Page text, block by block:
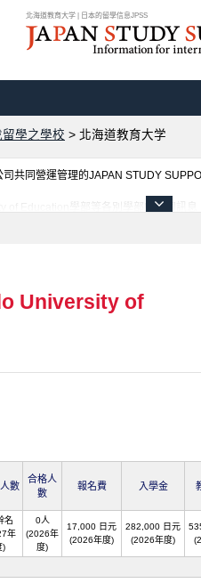
北海道教育大学 | 日本的留學信息JPSS
學之學校 > 北海道教育大学
共同營運管理的JAPAN STUDY
of Education學部等各別學部的不同訊
University of
數
合格人
數
報名費 入學金
名
年
)
0人
(2026年
度)
17,000 日元
(2026年度)
282,000 日元
(2026年度)